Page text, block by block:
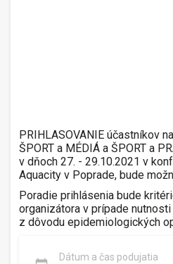
PRIHLASOVANIE účastníkov
ŠPORT a MÉDIÁ a ŠPORT a
v dňoch 27. - 29.10.2021 v
Aquacity v Poprade, bude
Poradie prihlásenia bude
organizátora v prípade
z dôvodu epidemiologických
Dátum a čas podujatia